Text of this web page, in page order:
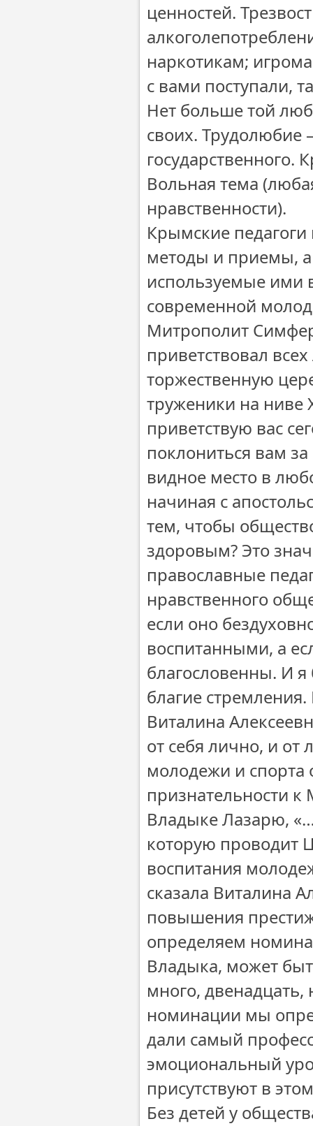
ценностей.
наркотикам;
с вами поступали,
Нет больше той
своих. Трудолюбие
государственного.
Вольная тема
нравственности).
Крымские
методы и приемы,
используемые ими
современной
Митрополит
приветствовал
торжественную
труженики на ниве
приветствую вас
поклониться вам
видное место в
начиная с
тем, чтобы
здоровым? Это
православные
нравственного
если оно
воспитанными, а
благословенны. И я
благие
Виталина
от себя лично, и от
молодежи и спорта
признательности
Владыке Лазарю,
которую проводит
воспитания
сказала Виталина
повышения
определяем
Владыка, может
много, двенадцать,
номинации мы
дали самый
эмоциональный
присутствуют в
Без детей у